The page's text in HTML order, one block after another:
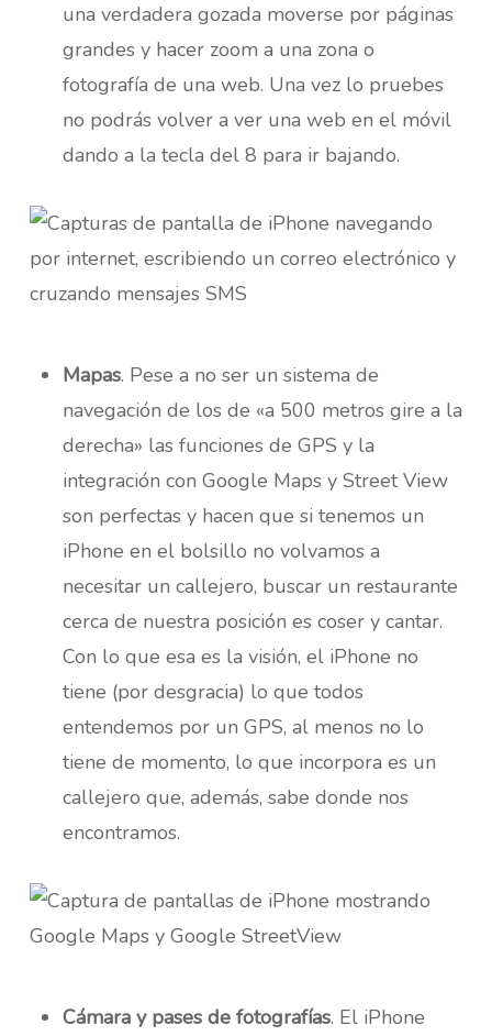
una verdadera gozada moverse por páginas
grandes y hacer zoom a una zona o
fotografía de una web. Una vez lo pruebes
no podrás volver a ver una web en el móvil
dando a la tecla del 8 para ir bajando.
Mapas. Pese a no ser un sistema de
navegación de los de «a 500 metros gire a la
derecha» las funciones de GPS y la
integración con Google Maps y Street View
son perfectas y hacen que si tenemos un
iPhone en el bolsillo no volvamos a
necesitar un callejero, buscar un restaurante
cerca de nuestra posición es coser y cantar.
Con lo que esa es la visión, el iPhone no
tiene (por desgracia) lo que todos
entendemos por un GPS, al menos no lo
tiene de momento, lo que incorpora es un
callejero que, además, sabe donde nos
encontramos.
Cámara y pases de fotografías. El iPhone